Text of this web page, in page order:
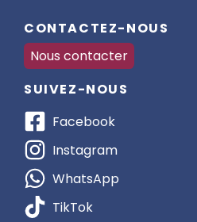
CONTACTEZ-NOUS
Nous contacter
SUIVEZ-NOUS
Facebook
Instagram
WhatsApp
TikTok